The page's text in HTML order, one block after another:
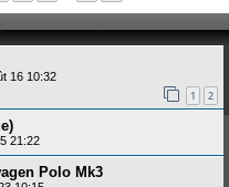
c
h
16 10:32
1 2
21:22
Polo Mk3